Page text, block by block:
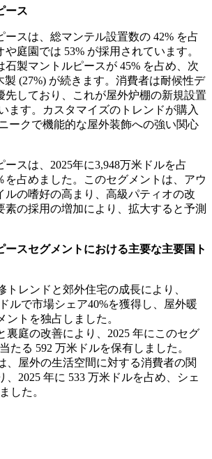
ース
ースは、総マンテル設置数の 42% を占
庭園では 53% が採用されています。
石製マントルピースが 45% を占め、次
製 (27%) が続きます。消費者は耐候性デ
先しており、これが屋外炉棚の新規設置
ます。カスタマイズのトレンドが購入
ークで機能的な屋外装飾への強い関心
スは、2025年に3,948万米ドルを占
を占めました。このセグメントは、アウ
ルの嗜好の高まり、高級パティオの改
素の採用の増加により、拡大すると予測
ースセグメントにおける主要な主要国ト
トレンドと郊外住宅の成長により、
ルで市場シェア40%を獲得し、屋外暖
ントを独占しました。
裏庭の改善により、2025 年にこのセグ
たる 592 万米ドルを保有しました。
、屋外の生活空間に対する消費者の関
、2025 年に 533 万米ドルを占め、シェ
した。